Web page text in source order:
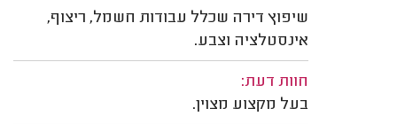
שיפוץ דירה שכלל עבודות חשמל, ריצוף,
אינסטלציה וצבע.
חוות דעת:
בעל מקצוע מצוין.